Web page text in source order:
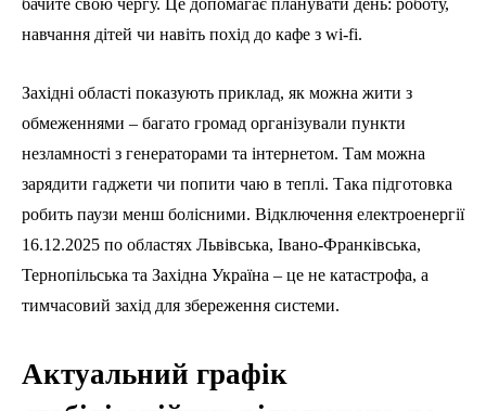
бачите свою чергу. Це допомагає планувати день: роботу,
навчання дітей чи навіть похід до кафе з wi-fi.
Західні області показують приклад, як можна жити з
обмеженнями – багато громад організували пункти
незламності з генераторами та інтернетом. Там можна
зарядити гаджети чи попити чаю в теплі. Така підготовка
робить паузи менш болісними. Відключення електроенергії
16.12.2025 по областях Львівська, Івано-Франківська,
Тернопільська та Західна Україна – це не катастрофа, а
тимчасовий захід для збереження системи.
Актуальний графік